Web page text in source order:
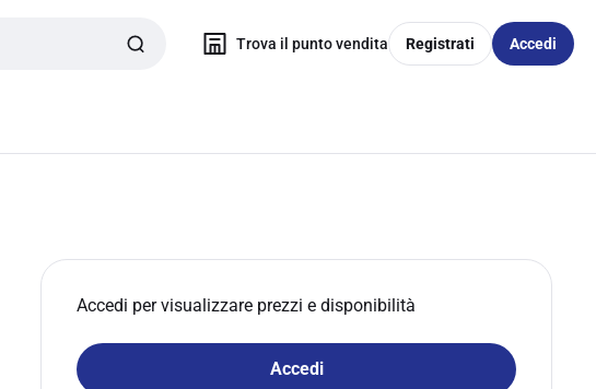
Trova il punto vendita Registrati Accedi
Accedi per visualizzare prezzi e disponibilità
Accedi